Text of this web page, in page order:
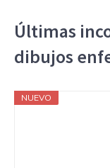
Últimas
dibujos
NUEVO